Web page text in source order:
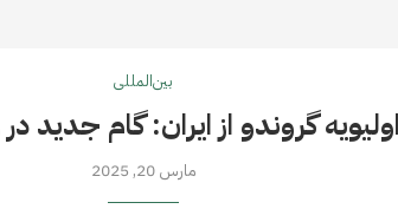
بین‌المللی
گروندو از ایران: گام جدید
مارس 20, 2025